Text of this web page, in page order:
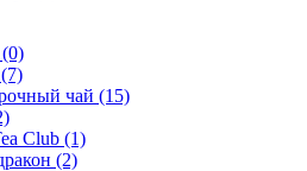
(0)
(7)
чай (15)
Club (1)
(2)